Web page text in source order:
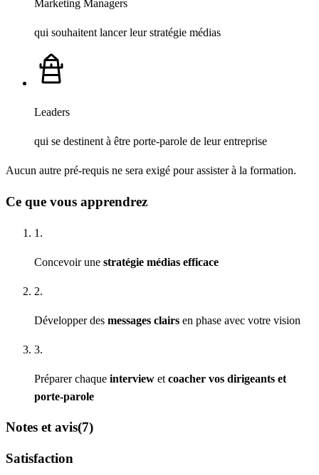
Marketing Managers
qui souhaitent lancer leur stratégie médias
Leaders
qui se destinent à être porte-parole de leur entreprise
Aucun autre pré-requis ne sera exigé pour assister à la formation.
Ce que vous apprendrez
1.
Concevoir une stratégie médias efficace
2.
Développer des messages clairs en phase avec votre vision
3.
Préparer chaque interview et coacher vos dirigeants et
porte-parole
Notes et avis(7)
Satisfaction